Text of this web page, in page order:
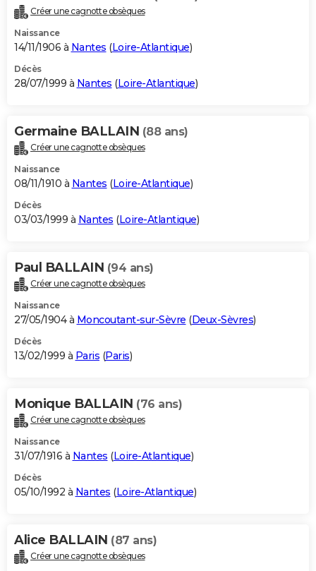
Créer une cagnotte obsèques
Naissance
14/11/1906 à Nantes (Loire-Atlantique)
Décès
28/07/1999 à Nantes (Loire-Atlantique)
Germaine BALLAIN (88 ans)
Créer une cagnotte obsèques
Naissance
08/11/1910 à Nantes (Loire-Atlantique)
Décès
03/03/1999 à Nantes (Loire-Atlantique)
Paul BALLAIN (94 ans)
Créer une cagnotte obsèques
Naissance
27/05/1904 à Moncoutant-sur-Sèvre (Deux-Sèvres)
Décès
13/02/1999 à Paris (Paris)
Monique BALLAIN (76 ans)
Créer une cagnotte obsèques
Naissance
31/07/1916 à Nantes (Loire-Atlantique)
Décès
05/10/1992 à Nantes (Loire-Atlantique)
Alice BALLAIN (87 ans)
Créer une cagnotte obsèques